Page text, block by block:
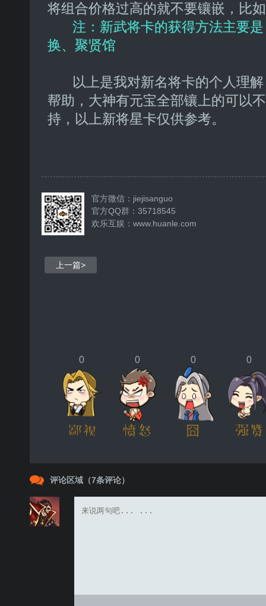
将组合价格过高的就不要镶嵌，比
注：新武将卡的获得方法主要是
换、聚贤馆
以上是我对新名将卡的个人理解
帮助，大神有元宝全部镶上的可以
持，以上新将星卡仅供参考。
官方微信：jiejisanguo
官方QQ群：35718545
欢乐互娱： www.huanle.com
上一篇>
0 0 0 0
评论区域（7条评论）